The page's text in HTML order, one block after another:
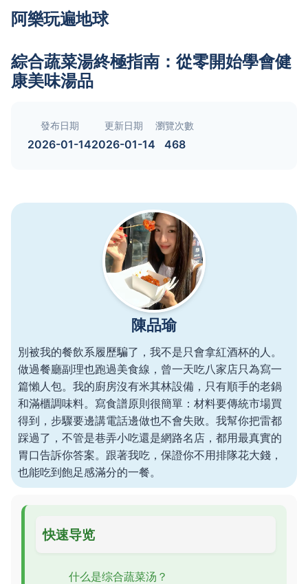
阿樂玩遍地球
綜合蔬菜湯終極指南：從零開始學會健
康美味湯品
發布日期
2026-01-14
更新日期
2026-01-14
瀏覽次數
468
陳品瑜
別被我的餐飲系履歷騙了，我不是只會拿紅酒杯的人。
做過餐廳副理也跑過美食線，曾一天吃八家店只為寫一
篇懶人包。我的廚房沒有米其林設備，只有順手的老鍋
和滿櫃調味料。寫食譜原則很簡單：材料要傳統市場買
得到，步驟要邊講電話邊做也不會失敗。我幫你把雷都
踩過了，不管是巷弄小吃還是網路名店，都用最真實的
胃口告訴你答案。跟著我吃，保證你不用排隊花大錢，
也能吃到飽足感滿分的一餐。
快速导览
什么是综合蔬菜汤？